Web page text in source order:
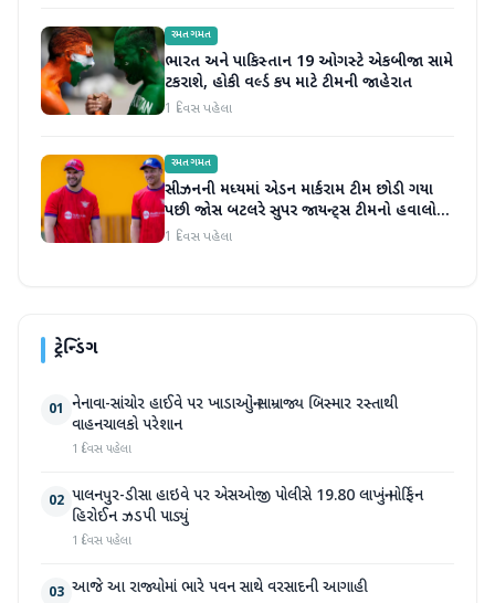
રમતગમત
ભારત અને પાકિસ્તાન 19 ઓગસ્ટે એકબીજા સામે
ટકરાશે, હોકી વર્લ્ડ કપ માટે ટીમની જાહેરાત
1 દિવસ પહેલા
રમતગમત
સીઝનની મધ્યમાં એડન માર્કરામ ટીમ છોડી ગયા
પછી જોસ બટલરે સુપર જાયન્ટ્સ ટીમનો હવાલો
સંભાળ્યો
1 દિવસ પહેલા
ટ્રેન્ડિંગ
01 નેનાવા-સાંચોર હાઈવે પર ખાડાઓનું સામ્રાજ્ય બિસ્માર રસ્તાથી
વાહનચાલકો પરેશાન
1 દિવસ પહેલા
02 પાલનપુર-ડીસા હાઇવે પર એસઓજી પોલીસે 19.80 લાખનું મોર્ફિન
હિરોઈન ઝડપી પાડ્યું
1 દિવસ પહેલા
03 આજે આ રાજ્યોમાં ભારે પવન સાથે વરસાદની આગાહી